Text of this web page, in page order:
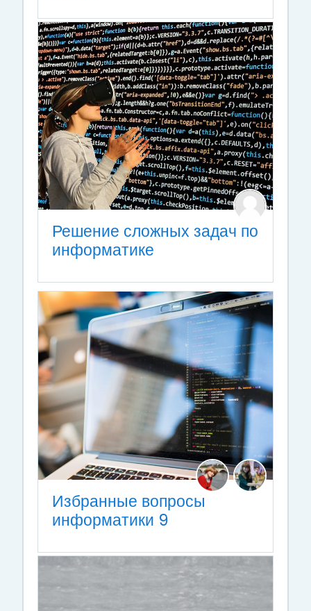
Решение сложных задач по
информатике
Избранные вопросы
информатики 9